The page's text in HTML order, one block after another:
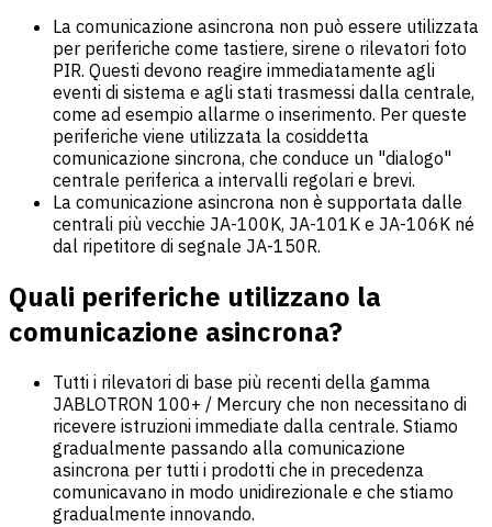
La comunicazione asincrona non può essere utilizzata
per periferiche come tastiere, sirene o rilevatori foto
PIR. Questi devono reagire immediatamente agli
eventi di sistema e agli stati trasmessi dalla centrale,
come ad esempio allarme o inserimento. Per queste
periferiche viene utilizzata la cosiddetta
comunicazione sincrona, che conduce un "dialogo"
centrale periferica a intervalli regolari e brevi.
La comunicazione asincrona non è supportata dalle
centrali più vecchie JA-100K, JA-101K e JA-106K né
dal ripetitore di segnale JA-150R.
Quali periferiche utilizzano la
comunicazione asincrona?
Tutti i rilevatori di base più recenti della gamma
JABLOTRON 100+ / Mercury che non necessitano di
ricevere istruzioni immediate dalla centrale. Stiamo
gradualmente passando alla comunicazione
asincrona per tutti i prodotti che in precedenza
comunicavano in modo unidirezionale e che stiamo
gradualmente innovando.